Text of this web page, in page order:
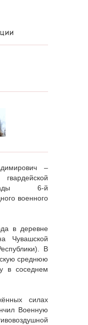
–
6-й
военного
в деревне
Чувашской
В
среднюю
в соседнем
силах
Военную